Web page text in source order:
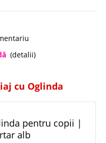
(detalii)
cu Oglinda
pentru copii |
alb